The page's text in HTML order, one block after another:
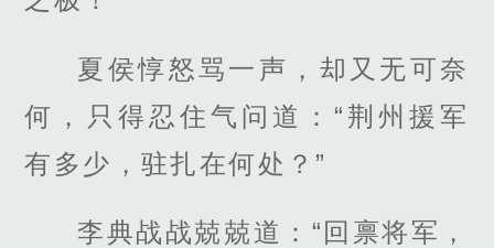
夏侯惇怒骂一声，却又无可奈
何，只得忍住气问道：“荆州援军
有多少，驻扎在何处？”
李典战战兢兢道：“回禀将军，